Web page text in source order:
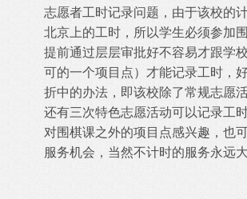
志愿者工时记录问题，由于该校的
北京上的工时，所以学生必须参加
提前通过层层审批好不容易才跟学
可的一个项目点）才能记录工时，
折中的办法，即该校除了常规志愿
还有三次特色志愿活动可以记录工
对围棋课之外的项目点感兴趣，也
服务机会，当然不计时的服务永远大